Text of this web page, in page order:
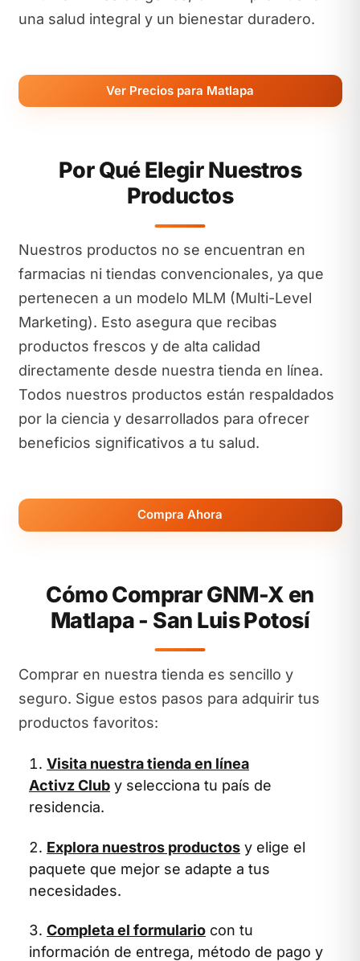
una salud integral y un bienestar duradero.
Ver Precios para Matlapa
Por Qué Elegir Nuestros
Productos
Nuestros productos no se encuentran en
farmacias ni tiendas convencionales, ya que
pertenecen a un modelo MLM (Multi-Level
Marketing). Esto asegura que recibas
productos frescos y de alta calidad
directamente desde nuestra tienda en línea.
Todos nuestros productos están respaldados
por la ciencia y desarrollados para ofrecer
beneficios significativos a tu salud.
Compra Ahora
Cómo Comprar GNM-X en
Matlapa - San Luis Potosí
Comprar en nuestra tienda es sencillo y
seguro. Sigue estos pasos para adquirir tus
productos favoritos:
Visita nuestra tienda en línea
Activz Club y selecciona tu país de
residencia.
Explora nuestros productos y elige el
paquete que mejor se adapte a tus
necesidades.
Completa el formulario con tu
información de entrega, método de pago y